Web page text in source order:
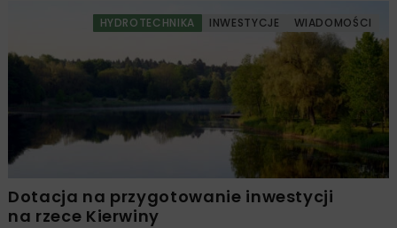
HYDROTECHNIKA INWESTYCJE WIADOMOŚCI
Dotacja na przygotowanie inwestycji
na rzece Kierwiny